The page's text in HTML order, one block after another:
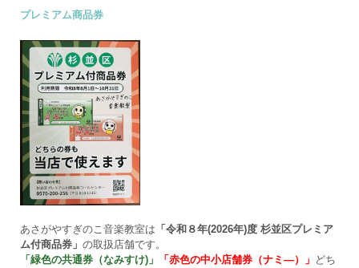
プレミアム商品券
あさがやすぎのこ音楽教室は 「令和８年(2026年)度 杉並区プレミア
ム付商品券」 の取扱店舗です。
「緑色の共通券（なみすけ)」
「赤色の中小店舗券（ナミ―）」 どち